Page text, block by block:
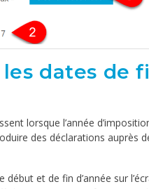
les dates de
lorsque l’année
des déclarations auprès
et de fin d’année sur